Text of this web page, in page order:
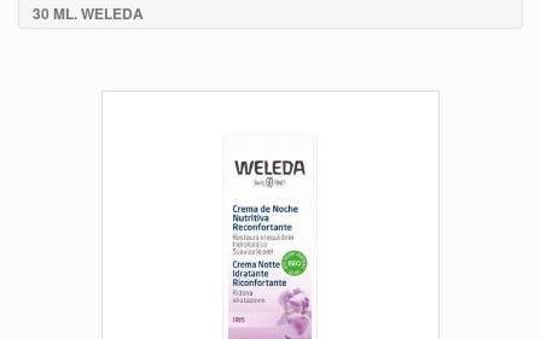
30 ML. WELEDA